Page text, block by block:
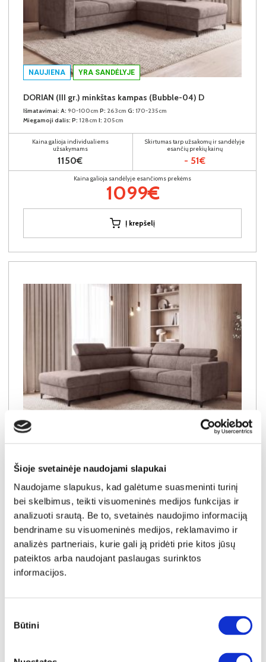
Šioje svetainėje naudojami slapukai
Naudojame slapukus, kad galėtume suasmeninti turinį
bei skelbimus, teikti visuomeninės medijos funkcijas ir
analizuoti srautą. Be to, svetainės naudojimo informaciją
bendriname su visuomeninės medijos, reklamavimo ir
analizės partneriais, kurie gali ją pridėti prie kitos jūsų
pateiktos arba naudojant paslaugas surinktos
informacijos.
pasirinkimas
Būtini
NAUJIENA YRA SANDĖLYJE
DORIAN (III gr.) minkštas kampas (Bubble-04) D
Išmatavimai: A: 90-100cm P: 263cm G: 170-235cm
Miegamoji dalis: P: 128cm I: 205cm
Kaina galioja individualiems
užsakymams
1150€
Skirtumas tarp užsakomų ir sandėlyje
esančių prekių kainų
- 51€
Kaina galioja sandėlyje esančioms prekėms
1099€
Į krepšelį
DORIAN (III gr.) minkštas kampas (Bubble-04) K
Miegamoji dalis:P:128cmI:205cm
Kaina galioja individualiems
užsakymams
1150€
Skirtumas tarp užsakomų ir sandėlyje
esančių prekių kainų
- 51€
Kaina galioja sandėlyje esančioms prekėms
1099€